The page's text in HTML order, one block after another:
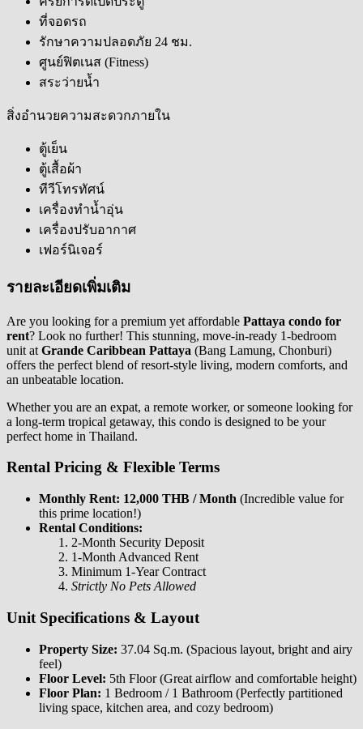
ที่จอดรถ
รักษาความปลอดภัย 24 ชม.
ศูนย์ฟิตเนส (Fitness)
สระว่ายน้ำ
สิ่งอำนวยความสะดวกภายใน
ตู้เย็น
ตู้เสื้อผ้า
ทีวีโทรทัศน์
เครื่องทำน้ำอุ่น
เครื่องปรับอากาศ
เฟอร์นิเจอร์
รายละเอียดเพิ่มเติม
Are you looking for a premium yet affordable Pattaya condo for
rent? Look no further! This stunning, move-in-ready 1-bedroom
unit at Grande Caribbean Pattaya (Bang Lamung, Chonburi)
offers the perfect blend of resort-style living, modern comforts, and
an unbeatable location.
Whether you are an expat, a remote worker, or someone looking for
a long-term tropical getaway, this condo is designed to be your
perfect home in Thailand.
Rental Pricing & Flexible Terms
Monthly Rent: 12,000 THB / Month (Incredible value for
this prime location!)
Rental Conditions:
2-Month Security Deposit
1-Month Advanced Rent
Minimum 1-Year Contract
Strictly No Pets Allowed
Unit Specifications & Layout
Property Size: 37.04 Sq.m. (Spacious layout, bright and airy
feel)
Floor Level: 5th Floor (Great airflow and comfortable height)
Floor Plan: 1 Bedroom / 1 Bathroom (Perfectly partitioned
living space, kitchen area, and cozy bedroom)